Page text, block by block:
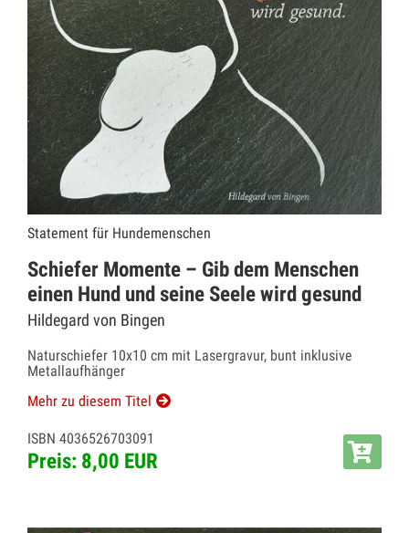
Statement für Hundemenschen
Schiefer Momente – Gib dem Menschen
einen Hund und seine Seele wird gesund
Hildegard von Bingen
Naturschiefer 10x10 cm mit Lasergravur, bunt inklusive
Metallaufhänger
Mehr zu diesem Titel
ISBN 4036526703091
Preis: 8,00 EUR